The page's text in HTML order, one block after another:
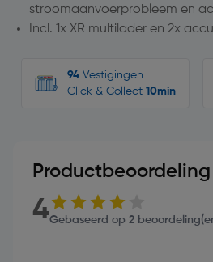
stroomaanvoerprobleem en
Incl. 1x XR multilader en 2x
94 Vestigingen
Click & Collect 10min
Productbeoordeling
4Gebaseerd op 2